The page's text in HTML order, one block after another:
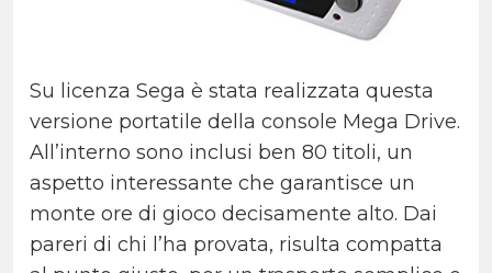
Su licenza Sega è stata realizzata questa
versione portatile della console Mega Drive.
All’interno sono inclusi ben 80 titoli, un
aspetto interessante che garantisce un
monte ore di gioco decisamente alto. Dai
pareri di chi l’ha provata, risulta compatta